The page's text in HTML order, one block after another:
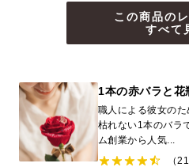
この商品の
すべて
1本の赤バラと花
職人による彼女の
枯れない1本のバラ
ム創業から人気...
（